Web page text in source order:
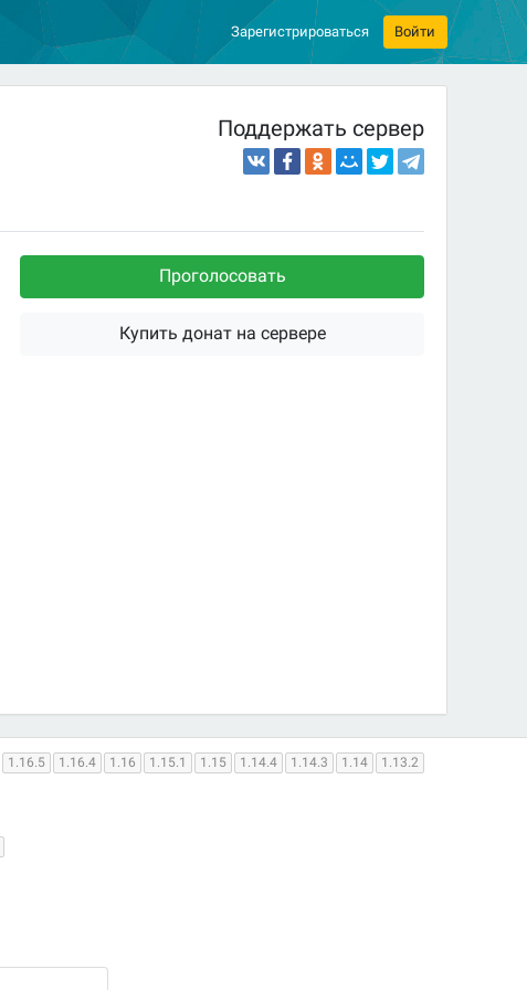
Зарегистрироваться Войти
Поддержать сервер
Проголосовать
Купить донат на сервере
1.16.5 1.16.4 1.16 1.15.1 1.15 1.14.4 1.14.3 1.14
1.13.2